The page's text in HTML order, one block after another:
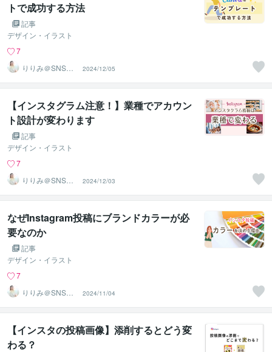
トで成功する方法
記事
デザイン・イラスト
7
りりみ＠SNSイ
ンスタ運用
2024/12/05
【インスタグラム注意！】業種でアカウン
ト設計が変わります
記事
デザイン・イラスト
7
りりみ＠SNSイ
ンスタ運用
2024/12/03
なぜInstagram投稿にブランドカラーが必
要なのか
記事
デザイン・イラスト
7
りりみ＠SNSイ
ンスタ運用
2024/11/04
【インスタの投稿画像】添削するとどう変
わる？